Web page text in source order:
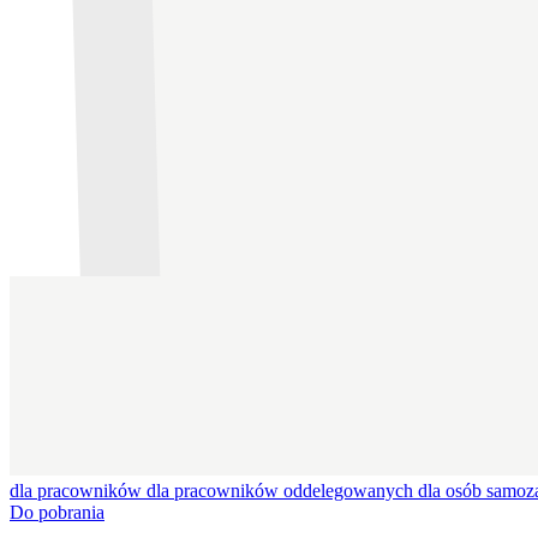
dla pracowników dla pracowników oddelegowanych dla osób
Do pobrania